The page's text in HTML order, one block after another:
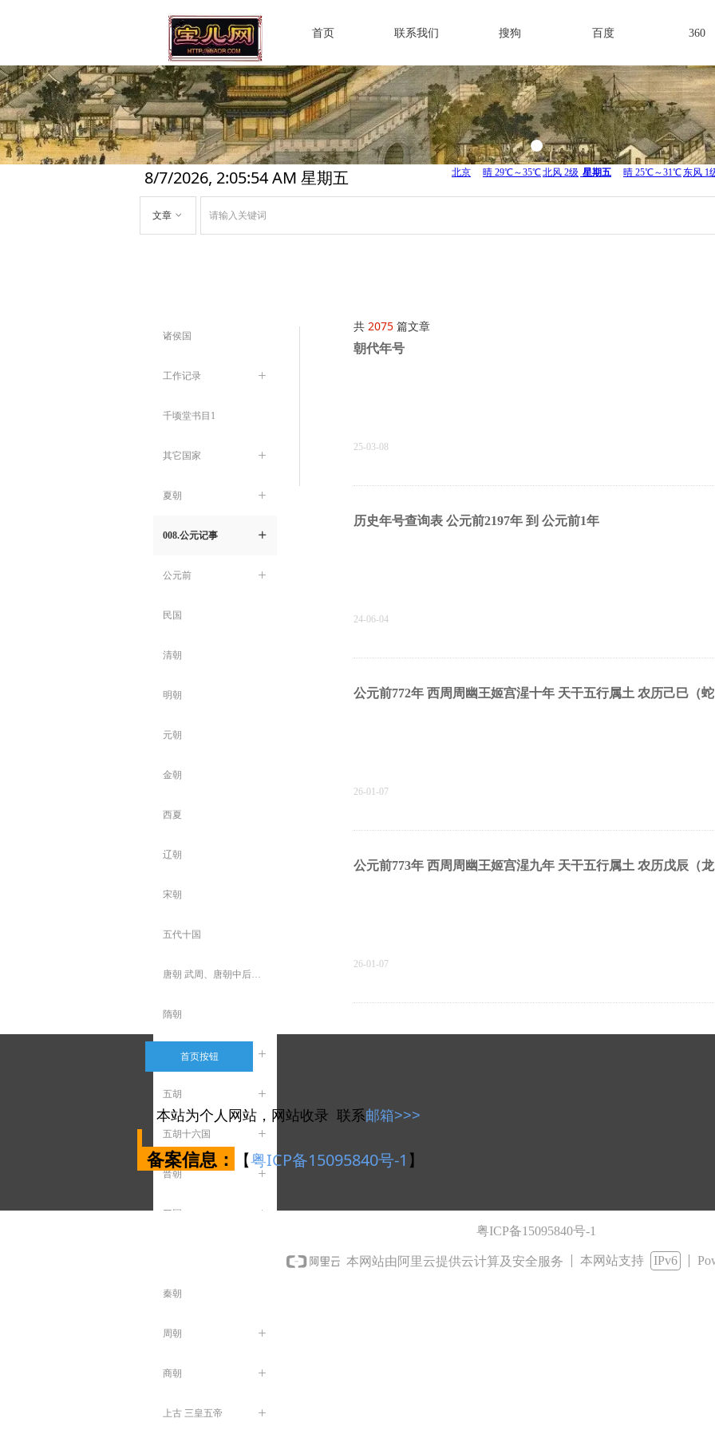
首页 联系我们 搜狗 百度 360
8/7/2026, 2:05:55 AM 星期五
文章 ꀁ
共 2075 篇文章
朝代年号
25-03-08
历史年号查询表 公元前2197年 到 公元前1年
24-06-04
公元前772年 西周周幽王姬宫湦十年 天干五行属‌土 农历己巳（
26-01-07
公元前773年 西周周幽王姬宫湦九年 天干五行属‌土 农历戊辰（
26-01-07
公元前774年 西周周幽王姬宫湦八年 天干五行属‌火 农历丁卯（
3 4 5 下一页
诸侯国
ꄶ
工作记录
千顷堂书目1
ꄶ
其它国家
ꄶ
夏朝
ꄶ
008.公元记事
ꄶ
公元前
民国
清朝
明朝
元朝
金朝
西夏
辽朝
宋朝
五代十国
唐朝 武周、唐朝中后期、
隋朝
ꄶ
南北朝
ꄶ
五胡
ꄶ
五胡十六国
ꄶ
晋朝
ꄶ
三国
秦朝
ꄶ
周朝
ꄶ
商朝
ꄶ
上古 三皇五帝
首页按钮
本站为个人网站，网站收录 联系邮箱>>>
备案信息： 【粤ICP备15095840号-1 】
粤ICP备15095840号-1
本网站由阿里云提供云计算及安全服务 本网站支持 IPv6